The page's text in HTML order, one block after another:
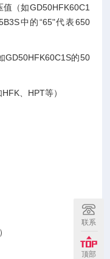
（如GD50HFK60C1
中的“65"代表650
GD50HFK60C1S的50
、HPT等）‌
联系
顶部